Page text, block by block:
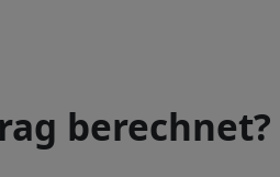
berechnet?